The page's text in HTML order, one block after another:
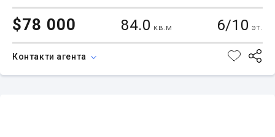
$78 000 84.0 кв.м 6/10 эт.
Контакти агента